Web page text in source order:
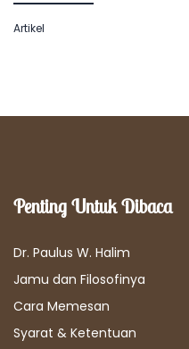
Artikel
Penting Untuk Dibaca
Dr. Paulus W. Halim
Jamu dan Filosofinya
Cara Memesan
Syarat & Ketentuan